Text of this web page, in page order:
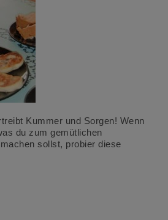
Kummer und Sorgen! Wenn
du zum gemütlichen
sollst, probier diese